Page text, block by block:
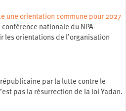
une orientation commune pour 2027
conférence nationale du NPA-
les orientations de l’organisation
par la lutte contre le
pas la résurrection de la loi Yadan.